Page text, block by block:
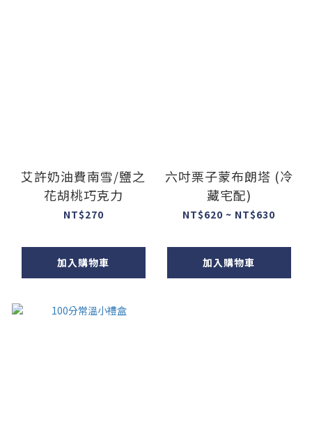
艾許奶油費南雪/鹽之
花胡桃巧克力
NT$270
加入購物車
六吋栗子蒙布朗塔 (冷
藏宅配)
NT$620 ~ NT$630
加入購物車